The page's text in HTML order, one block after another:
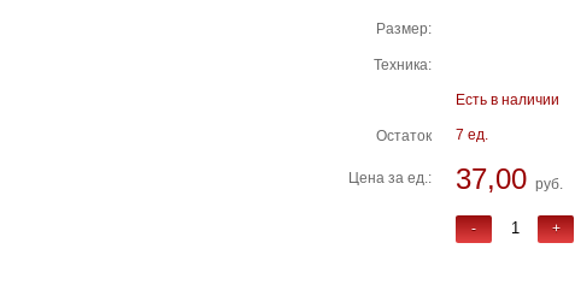
Размер:
Техника:
Есть в наличии
Остаток 7 ед.
Цена за ед.: 37,00 руб.
- +